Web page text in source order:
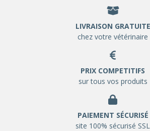
LIVRAISON GRATUITE
chez votre vétérinaire
PRIX COMPETITIFS
sur tous vos produits
PAIEMENT SÉCURISÉ
site 100% sécurisé SSL